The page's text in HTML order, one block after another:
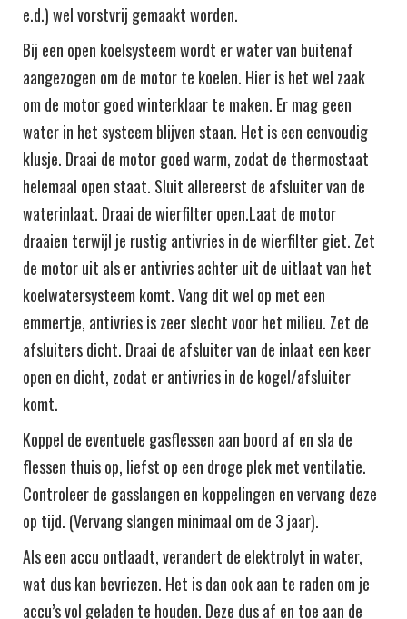
e.d.) wel vorstvrij gemaakt worden.
Bij een open koelsysteem wordt er water van buitenaf
aangezogen om de motor te koelen. Hier is het wel zaak
om de motor goed winterklaar te maken. Er mag geen
water in het systeem blijven staan. Het is een eenvoudig
klusje. Draai de motor goed warm, zodat de thermostaat
helemaal open staat. Sluit allereerst de afsluiter van de
waterinlaat. Draai de wierfilter open.Laat de motor
draaien terwijl je rustig antivries in de wierfilter giet. Zet
de motor uit als er antivries achter uit de uitlaat van het
koelwatersysteem komt. Vang dit wel op met een
emmertje, antivries is zeer slecht voor het milieu. Zet de
afsluiters dicht. Draai de afsluiter van de inlaat een keer
open en dicht, zodat er antivries in de kogel/afsluiter
komt.
Koppel de eventuele gasflessen aan boord af en sla de
flessen thuis op, liefst op een droge plek met ventilatie.
Controleer de gasslangen en koppelingen en vervang deze
op tijd. (Vervang slangen minimaal om de 3 jaar).
Als een accu ontlaadt, verandert de elektrolyt in water,
wat dus kan bevriezen. Het is dan ook aan te raden om je
accu’s vol geladen te houden. Deze dus af en toe aan de